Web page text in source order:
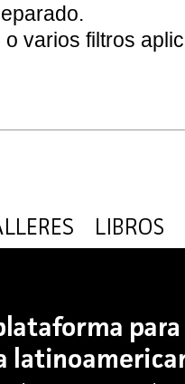
varios filtros